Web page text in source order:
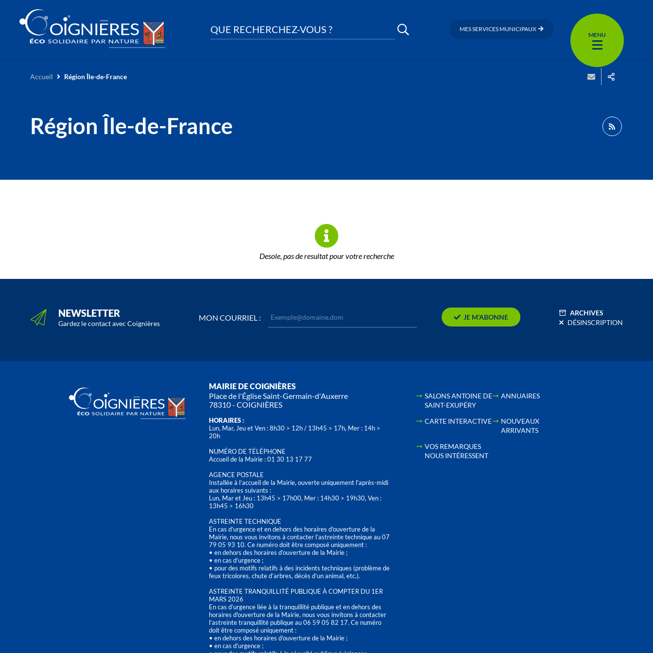
QUE RECHERCHEZ-VOUS ? MES SERVICES MUNICIPAUX
MENU
Accueil Région Île-de-France
Région Île-de-France
Desole, pas de resultat pour votre recherche
NEWSLETTER
Gardez le contact avec Coignières
MON COURRIEL : JE M’ABONNE
ARCHIVES
DÉSINSCRIPTION
MAIRIE DE COIGNIÈRES
Place de l'Église Saint-Germain-d'Auxerre
78310 - COIGNIÈRES
HORAIRES :
Lun, Mar, Jeu et Ven : 8h30 > 12h / 13h45 > 17h, Mer : 14h >
20h
NUMÉRO DE TÉLÉPHONE
Accueil de la Mairie : 01 30 13 17 77
AGENCE POSTALE
Installée à l’accueil de la Mairie, ouverte uniquement l'après-midi
aux horaires suivants :
Lun, Mar et Jeu : 13h45 > 17h00, Mer : 14h30 > 19h30, Ven :
13h45 > 16h30
ASTREINTE TECHNIQUE
En cas d’urgence et en dehors des horaires d'ouverture de la
Mairie, nous vous invitons à contacter l’astreinte technique au 07
79 05 93 10. Ce numéro doit être composé uniquement :
• en dehors des horaires d’ouverture de la Mairie ;
• en cas d’urgence ;
• pour des motifs relatifs à des incidents techniques (problème de
feux tricolores, chute d’arbres, décès d’un animal, etc.).
ASTREINTE TRANQUILLITÉ PUBLIQUE À COMPTER DU 1ER
MARS 2026
En cas d’urgence liée à la tranquillité publique et en dehors des
horaires d'ouverture de la Mairie, nous vous invitons à contacter
l’astreinte tranquillité publique au 06 59 05 82 17. Ce numéro
doit être composé uniquement :
• en dehors des horaires d’ouverture de la Mairie ;
• en cas d’urgence ;
SALONS ANTOINE DE
SAINT-EXUPÉRY
ANNUAIRES
CARTE INTERACTIVE
NOUVEAUX
ARRIVANTS
VOS REMARQUES
NOUS INTÉRESSENT